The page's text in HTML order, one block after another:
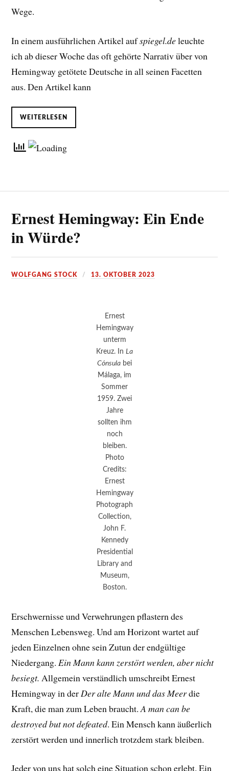
Wege.
In einem ausführlichen Artikel aufspiegel.deleuchte
ich ab dieser Woche das oft gehörte Narrativ über von
Hemingway getötete Deutsche in all seinen Facetten
aus. Den Artikel kann
WEITERLESEN
Ernest Hemingway: Ein Ende
in Würde?
WOLFGANG STOCK 13. OKTOBER 2023
Ernest
Hemingway
unterm
Kreuz. In La
Cónsula bei
Málaga, im
Sommer
1959. Zwei
Jahre
sollten ihm
noch
bleiben.
Photo
Credits:
Ernest
Hemingway
Photograph
Collection,
John F.
Kennedy
Presidential
Library and
Museum,
Boston.
Erschwernisse und Verwehrungen pflastern des
Menschen Lebensweg. Und am Horizont wartet auf
jeden Einzelnen ohne sein Zutun der endgültige
Niedergang. Ein Mann kann zerstört werden, aber nicht
besiegt. Allgemein verständlich umschreibt Ernest
Hemingway in der Der alte Mann und das Meerdie
Kraft, die man zum Leben braucht.A man can be
destroyed but not defeated. Ein Mensch kann äußerlich
zerstört werden und innerlich trotzdem stark bleiben.
Jeder von uns hat solch eine Situation schon erlebt. Ein